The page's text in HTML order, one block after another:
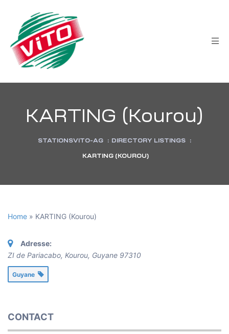
KARTING (Kourou)
STATIONSVITO-AG : DIRECTORY LISTINGS :
KARTING (KOUROU)
Home » KARTING (Kourou)
Adresse:
ZI de Pariacabo, Kourou, Guyane 97310
Guyane
CONTACT